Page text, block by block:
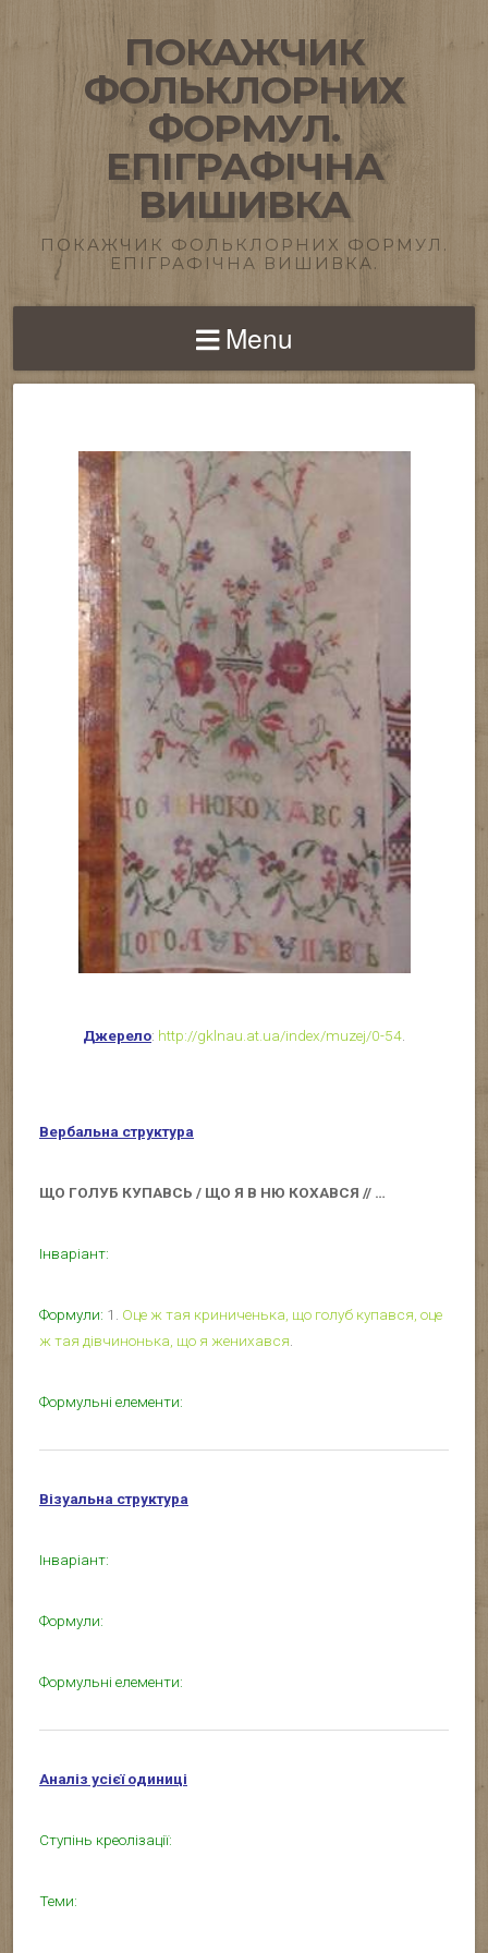
ПОКАЖЧИК
ФОЛЬКЛОРНИХ
ФОРМУЛ.
ЕПІГРАФІЧНА
ВИШИВКА
ПОКАЖЧИК ФОЛЬКЛОРНИХ ФОРМУЛ.
ЕПІГРАФІЧНА ВИШИВКА.
Menu
Джерело: http://gklnau.at.ua/index/muzej/0-54
Вербальна структура
ЩО ГОЛУБ КУПАВСЬ / ЩО Я В НЮ КОХАВСЯ // …
Інваріант:
Формули: 1. Оце ж тая криниченька, що голуб купався, оце
ж тая дівчинонька, що я женихався
Формульні елементи:
Візуальна структура
Інваріант:
Формули:
Формульні елементи:
Аналіз усієї одиниці
Ступінь креолізації:
Теми: